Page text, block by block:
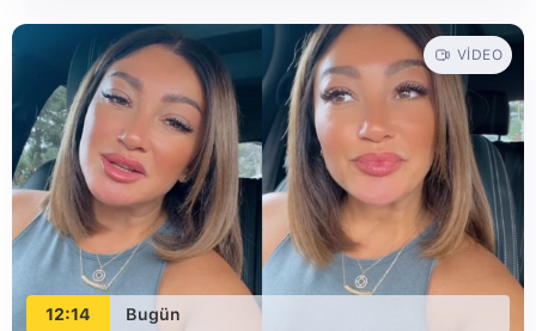
12:14 Bugün
VIDEO